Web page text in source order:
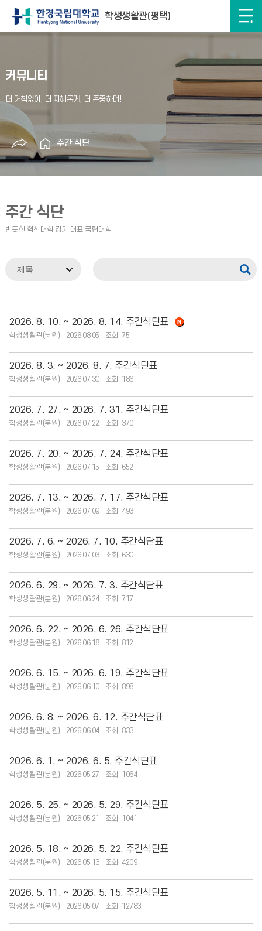
학생생활관(평택)
커뮤니티
주간 식단
주간 식단
2026. 8. 10. ~ 2026. 8. 14. 주간식단표
학생생활관(분원) 2026.08.05 75
2026. 8. 3. ~ 2026. 8. 7. 주간식단표
학생생활관(분원) 2026.07.30 186
2026. 7. 27. ~ 2026. 7. 31. 주간식단표
학생생활관(분원) 2026.07.22 370
2026. 7. 20. ~ 2026. 7. 24. 주간식단표
학생생활관(분원) 2026.07.15 652
2026. 7. 13. ~ 2026. 7. 17. 주간식단표
학생생활관(분원) 2026.07.09 493
2026. 7. 6. ~ 2026. 7. 10. 주간식단표
학생생활관(분원) 2026.07.03 630
2026. 6. 29. ~ 2026. 7. 3. 주간식단표
학생생활관(분원) 2026.06.24 717
2026. 6. 22. ~ 2026. 6. 26. 주간식단표
학생생활관(분원) 2026.06.18 812
2026. 6. 15. ~ 2026. 6. 19. 주간식단표
학생생활관(분원) 2026.06.10 898
2026. 6. 8. ~ 2026. 6. 12. 주간식단표
학생생활관(분원) 2026.06.04 833
2026. 6. 1. ~ 2026. 6. 5. 주간식단표
학생생활관(분원) 2026.05.27 1064
2026. 5. 25. ~ 2026. 5. 29. 주간식단표
학생생활관(분원) 2026.05.21 1041
2026. 5. 18. ~ 2026. 5. 22. 주간식단표
학생생활관(분원) 2026.05.13 4209
2026. 5. 11. ~ 2026. 5. 15. 주간식단표
학생생활관(분원) 2026.05.07 12783